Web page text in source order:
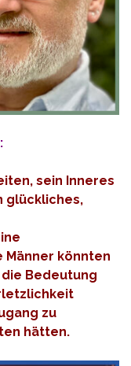
sein Inneres
glückliches,
könnten
Bedeutung
zu
hätten.